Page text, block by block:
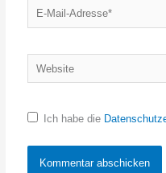
E-
Mail-
Website
Ich habe die